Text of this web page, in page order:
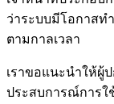
ว่าระบบมีโอกาสท
ตามกาลเวลา
เราขอแนะนำให้ผู้
ประสบการณ์การใ